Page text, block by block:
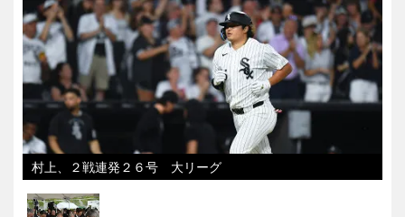
村上、２戦連発２６号 大リーグ